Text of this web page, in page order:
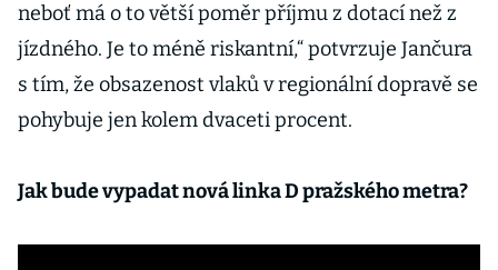
neboť má o to větší poměr příjmu z dotací než z
jízdného. Je to méně riskantní,“ potvrzuje Jančura
s tím, že obsazenost vlaků v regionální dopravě se
pohybuje jen kolem dvaceti procent.
Jak bude vypadat nová linka D pražského metra?